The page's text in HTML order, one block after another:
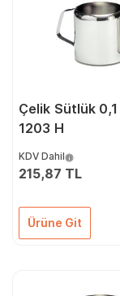
Çelik Sütlük
1203 H
KDV Dahil
215,87 TL
Ürüne Git